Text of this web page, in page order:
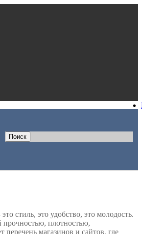
стиль, это удобство, это молодость.
прочностью, плотностью,
магазинов и сайтов, где